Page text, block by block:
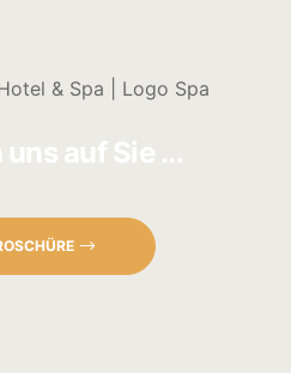
auf Sie ...